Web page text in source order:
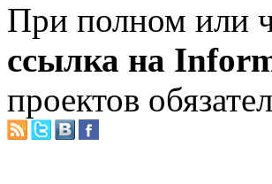
При полном или
ссылка на
проектов